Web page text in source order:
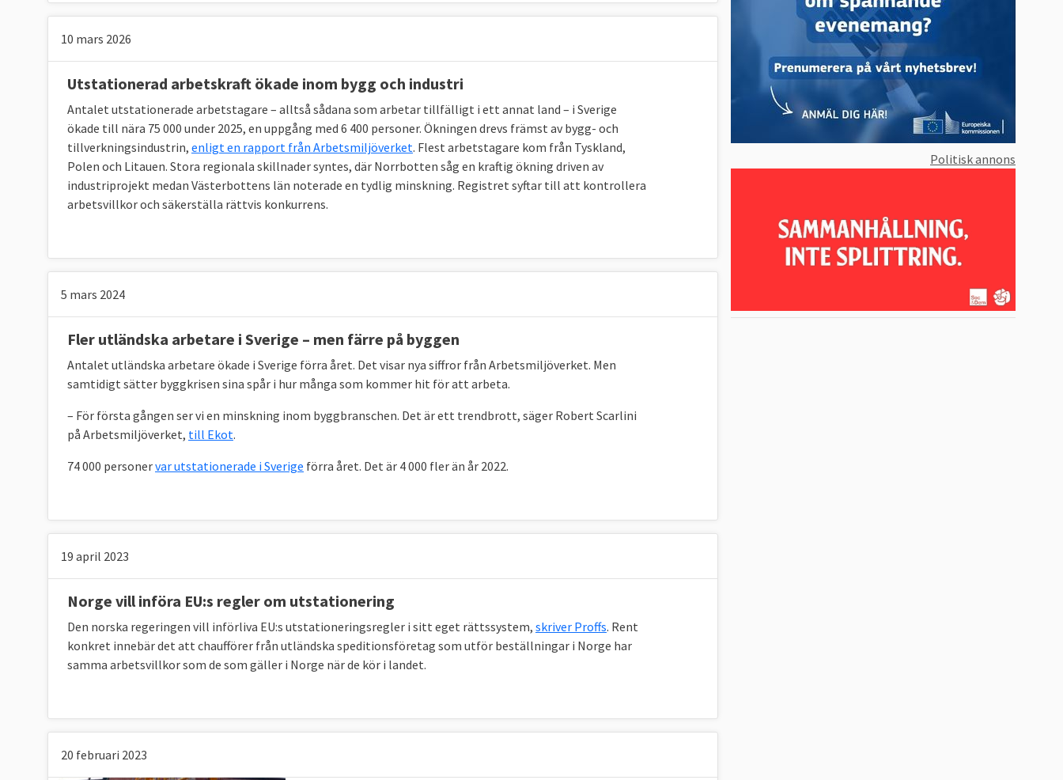
10 mars 2026
Utstationerad arbetskraft ökade inom bygg och industri
Antalet utstationerade arbetstagare – alltså sådana som arbetar tillfälligt i ett annat land – i Sverige
ökade till nära 75 000 under 2025, en uppgång med 6 400 personer. Ökningen drevs främst av bygg- och
tillverkningsindustrin, enligt en rapport från Arbetsmiljöverket. Flest arbetstagare kom från Tyskland,
Polen och Litauen. Stora regionala skillnader syntes, där Norrbotten såg en kraftig ökning driven av
industriprojekt medan Västerbottens län noterade en tydlig minskning. Registret syftar till att kontrollera
arbetsvillkor och säkerställa rättvis konkurrens.
5 mars 2024
Fler utländska arbetare i Sverige – men färre på byggen
Antalet utländska arbetare ökade i Sverige förra året. Det visar nya siffror från Arbetsmiljöverket. Men
samtidigt sätter byggkrisen sina spår i hur många som kommer hit för att arbeta.
– För första gången ser vi en minskning inom byggbranschen. Det är ett trendbrott, säger Robert Scarlini
på Arbetsmiljöverket, till Ekot.
74 000 personervar utstationerade i Sverige förra året. Det är 4 000 fler än år 2022.
19 april 2023
Norge vill införa EU:s regler om utstationering
Den norska regeringen vill införliva EU:s utstationeringsregler i sitt eget rättssystem, skriver Proffs. Rent
konkret innebär det att chaufförer från utländska speditionsföretag som utför beställningar i Norge har
samma arbetsvillkor som de som gäller i Norge när de kör i landet.
20 februari 2023
Politisk annons